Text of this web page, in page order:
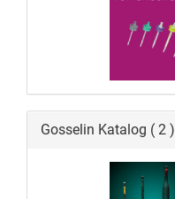
Gosselin Katalog ( 2 )